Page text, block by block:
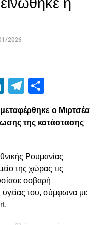
2026
LinkedIn
Telegram
ο Μιρτσέα
της κατάστασης
Ρουμανίας
της χώρας τις
σοβαρή
του, σύμφωνα με